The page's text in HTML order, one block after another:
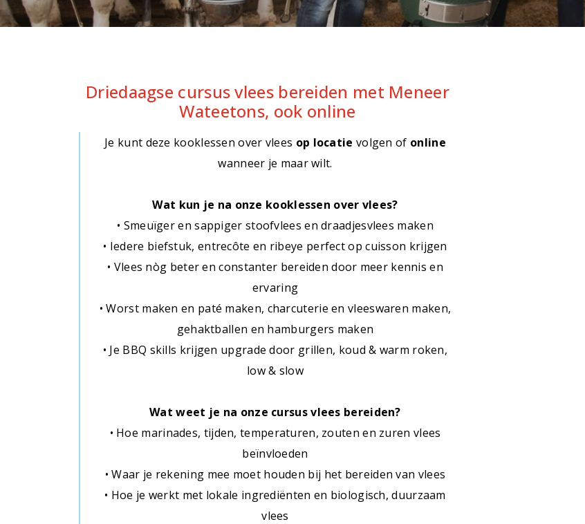
Driedaagse cursus vlees bereiden met Meneer
Wateetons, ook online
Je kunt deze kooklessen over vlees op locatie volgen of online
wanneer je maar wilt.
Wat kun je na onze kooklessen over vlees?
• Smeuïger en sappiger stoofvlees en draadjesvlees maken
• Iedere biefstuk, entrecôte en ribeye perfect op cuisson krijgen
• Vlees nòg beter en constanter bereiden door meer kennis en
ervaring
• Worst maken en paté maken, charcuterie en vleeswaren maken,
gehaktballen en hamburgers maken
• Je BBQ skills krijgen upgrade door grillen, koud & warm roken,
low & slow
Wat weet je na onze cursus vlees bereiden?
• Hoe marinades, tijden, temperaturen, zouten en zuren vlees
beïnvloeden
• Waar je rekening mee moet houden bij het bereiden van vlees
• Hoe je werkt met lokale ingrediënten en biologisch, duurzaam
vlees